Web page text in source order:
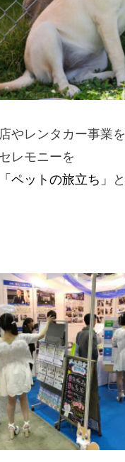
やレンタカー事業
レモニーを
「ペットの旅立ち」